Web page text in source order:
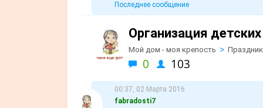
Последнее сообщение
Организация
Мой дом - моя крепость >
0 103
00:37, 02 Марта 2016
fabradosti7